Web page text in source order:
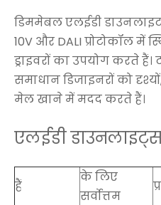
डिममेबल एलईडी
10V और DALI प्रोटोकॉल में
ड्राइवरों का उपयोग करते
समाधान डिजाइनरों को
मेल खाने में मदद करते हैं।
एलईडी
हैं
के लिए
सर्वोत्तम